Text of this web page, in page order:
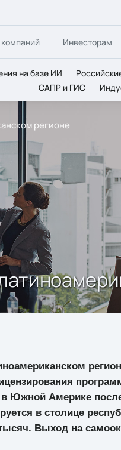
компаний Инвесторам
на базе ИИ
САПР и ГИС
регионе
Южной Америке
в столице
Выход на